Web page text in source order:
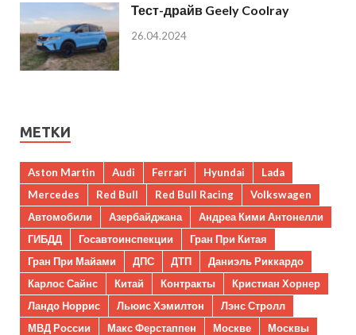
Тест-драйв Geely Coolray
26.04.2024
МЕТКИ
Aston Martin Audi Ferrari Hyundai
Lada
Mercedes
Red Bull Red Bull Racing
Volkswagen
Автомобили
Азербайджана
Андреа Кими Антонелли
ГИБДД
Госавтоинспекции
Гран При Китая
Гран При Майами
ДПС ДТП
Даниэль Риккардо
Карлос Сайнс
Китай Контракты
Кристиан Хорнер
Ландо Норрис
Льюис Хэмилтон
Лэнс Стролл
МВД России
Макс Ферстаппен Москве
Москвы